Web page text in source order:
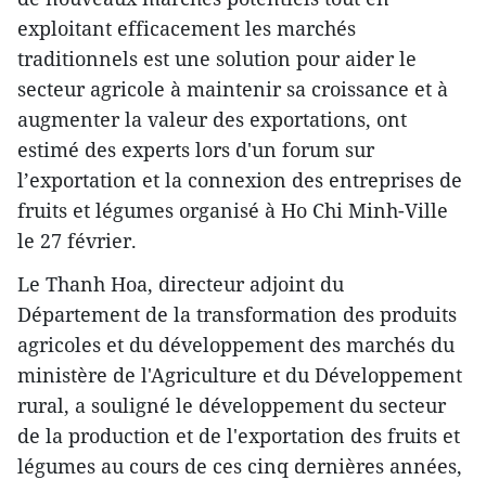
exploitant efficacement les marchés
traditionnels est une solution pour aider le
secteur agricole à maintenir sa croissance et à
augmenter la valeur des exportations, ont
estimé des experts lors d'un forum sur
l’exportation et la connexion des entreprises de
fruits et légumes organisé à Ho Chi Minh-Ville
le 27 février.
Le Thanh Hoa, directeur adjoint du
Département de la transformation des produits
agricoles et du développement des marchés du
ministère de l'Agriculture et du Développement
rural, a souligné le développement du secteur
de la production et de l'exportation des fruits et
légumes au cours de ces cinq dernières années,